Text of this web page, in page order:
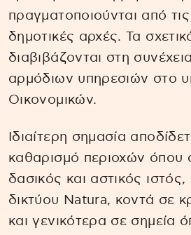
πραγματοποιούνται από
δημοτικές αρχές. Τα
διαβιβάζονται στη
αρμόδιων υπηρεσιών στο
Οικονομικών.
Ιδιαίτερη σημασία
καθαρισμό περιοχών όπου
δασικός και αστικός
δικτύου Natura, κοντά σε
και γενικότερα σε σημεία